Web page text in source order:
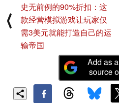
⟨
史无前例的90%折扣：这
款经营模拟游戏让玩家仅
需3美元就能打造自己的运
输帝国
Add as
source